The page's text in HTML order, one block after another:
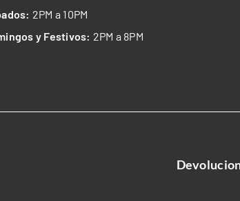
2PM a 10PM
y Festivos: 2PM a 8PM